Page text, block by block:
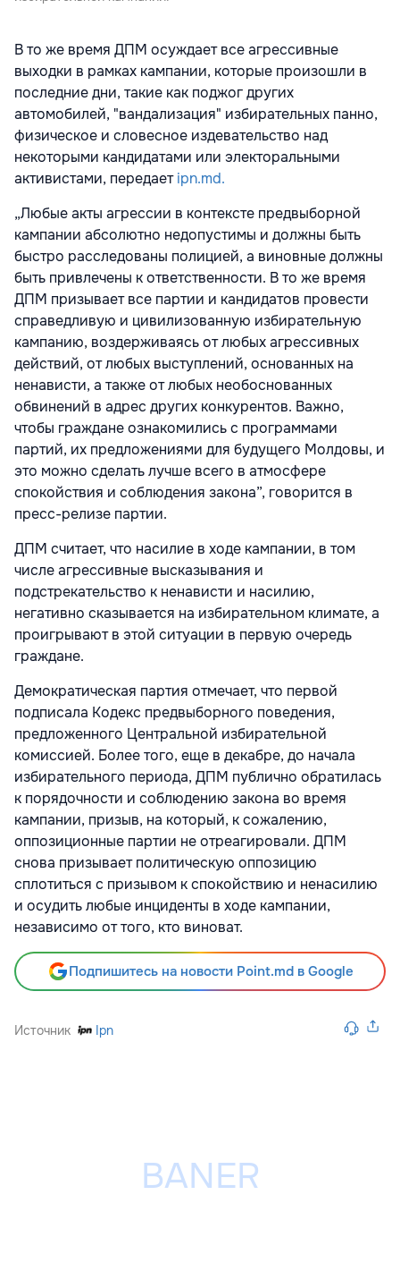
В то же время ДПМ осуждает все агрессивные
выходки в рамках кампании, которые произошли в
последние дни, такие как поджог других
автомобилей, "вандализация" избирательных панно,
физическое и словесное издевательство над
некоторыми кандидатами или электоральными
активистами, передаетipn.md.
„Любые акты агрессии в контексте предвыборной
кампании абсолютно недопустимы и должны быть
быстро расследованы полицией, а виновные должны
быть привлечены к ответственности. В то же время
ДПМ призывает все партии и кандидатов провести
справедливую и цивилизованную избирательную
кампанию, воздерживаясь от любых агрессивных
действий, от любых выступлений, основанных на
ненависти, а также от любых необоснованных
обвинений в адрес других конкурентов. Важно,
чтобы граждане ознакомились с программами
партий, их предложениями для будущего Молдовы, и
это можно сделать лучше всего в атмосфере
спокойствия и соблюдения закона”, говорится в
пресс-релизе партии.
ДПМ считает, что насилие в ходе кампании, в том
числе агрессивные высказывания и
подстрекательство к ненависти и насилию,
негативно сказывается на избирательном климате, а
проигрывают в этой ситуации в первую очередь
граждане.
Демократическая партия отмечает, что первой
подписала Кодекс предвыборного поведения,
предложенного Центральной избирательной
комиссией. Более того, еще в декабре, до начала
избирательного периода, ДПМ публично обратилась
к порядочности и соблюдению закона во время
кампании, призыв, на который, к сожалению,
оппозиционные партии не отреагировали. ДПМ
снова призывает политическую оппозицию
сплотиться с призывом к спокойствию и ненасилию
и осудить любые инциденты в ходе кампании,
независимо от того, кто виноват.
Подпишитесь на новости Point.md в Google
Источник Ipn